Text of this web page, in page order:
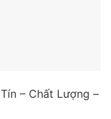
– Chất Lượng –